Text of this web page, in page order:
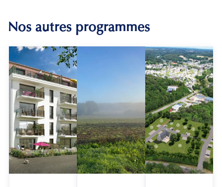
Nos autres programmes